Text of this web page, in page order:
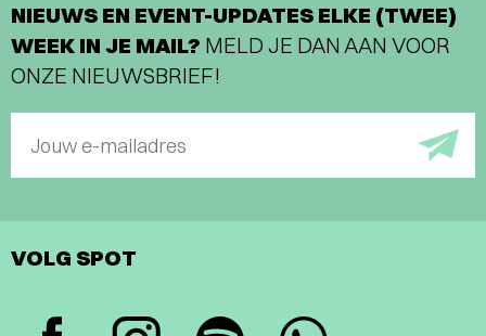
NIEUWS EN EVENT-UPDATES ELKE (TWEE)
WEEK IN JE MAIL? MELD JE DAN AAN VOOR
ONZE NIEUWSBRIEF!
Jouw e-mailadres
VOLG SPOT